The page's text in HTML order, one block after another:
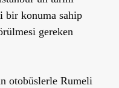
bir konuma sahip
gereken
otobüslerle Rumeli